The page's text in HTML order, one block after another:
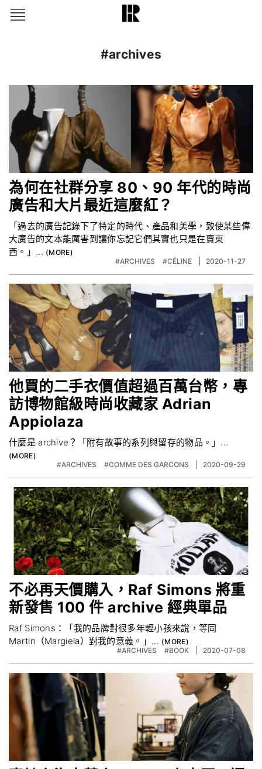
#archives
為何在社群分享 80、90 年代的時尚
廣告和大片最近這麼紅？
「過去的廣告記錄下了特定的時代、產品和美學，致使某些偉
大廣告的文本能厲害到讓你忘記它們其實也只是在賣東
西。」...
#ARCHIVES #CÉLINE 2020-11-27
他買的二手衣價值超過百萬台幣，專
訪博物館級時尚收藏家 Adrian
Appiolaza
什麼是 archive？「附有故事的系列與留存的物品。」...
#ARCHIVES #COMME DES GARCONS 2020-09-29
不必再天價購入，Raf Simons 將重
新發售 100 件 archive 經典單品
Raf Simons：「我的品牌對很多年輕小孩來說，等同
Martin（Margiela）對我的意義。」...
#ARCHIVES #BOOK 2020-07-08